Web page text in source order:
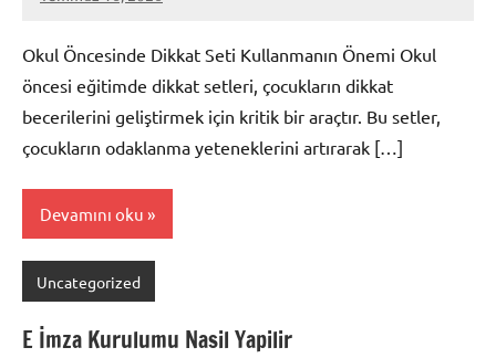
admin
Yorum
Okul Öncesinde Dikkat Seti Kullanmanın Önemi Okul
öncesi eğitimde dikkat setleri, çocukların dikkat
becerilerini geliştirmek için kritik bir araçtır. Bu setler,
çocukların odaklanma yeteneklerini artırarak […]
Devamını oku
Uncategorized
E İmza Kurulumu Nasil Yapilir